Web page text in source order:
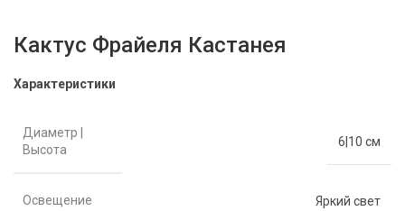
Кактус Фрайеля Кастанея
Характеристики
Диаметр |
Высота
6|10 см
Освещение Яркий свет